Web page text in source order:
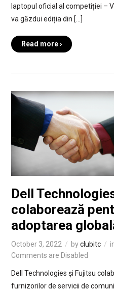
laptopul oficial al competiției –
va găzdui ediția din […]
Read more ›
Dell
colaborează
adoptarea
October 3, 2022 byclubitc
Comments are Disabled
Dell Technologies și Fujitsu
furnizorilor de servicii de